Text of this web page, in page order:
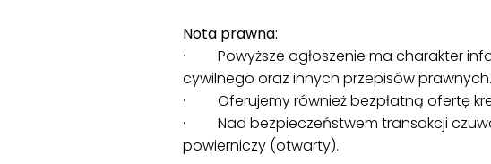
Nota prawna:
· Powyższe ogłoszenie ma charakter
cywilnego oraz innych przepisów prawnych.
· Oferujemy również bezpłatną ofertę
· Nad bezpieczeństwem transakcji
powierniczy (otwarty).